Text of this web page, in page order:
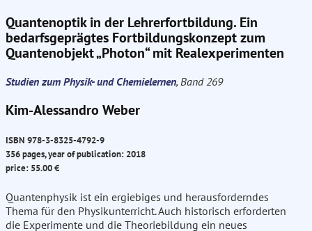
Quantenoptik in der Lehrerfortbildung. Ein
bedarfsgeprägtes Fortbildungskonzept zum
Quantenobjekt „Photon“ mit Realexperimenten
Studien zum Physik- und Chemielernen, Band 269
Kim-Alessandro Weber
ISBN 978-3-8325-4792-9
356 pages, year of publication: 2018
price: 55.00 €
Quantenphysik ist ein ergiebiges und herausforderndes
Thema für den Physikunterricht. Auch historisch erforderten
die Experimente und die Theoriebildung ein neues